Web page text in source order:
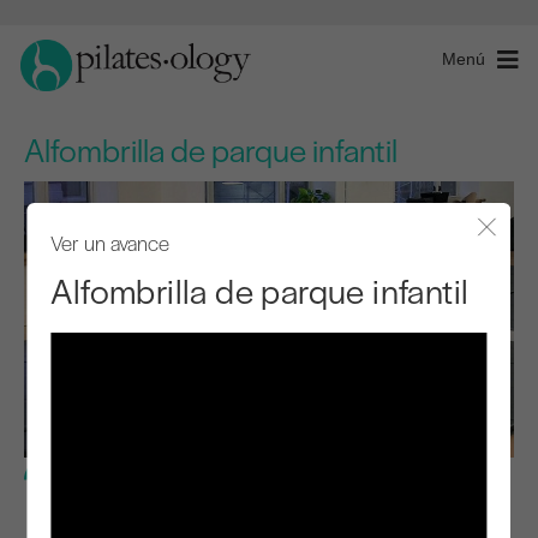
Menú
Alfombrilla de parque infantil
Ver un avance
Alfombrilla de parque infantil